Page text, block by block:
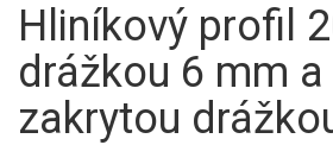
Hliníkový profil
drážkou 6 mm a
zakrytou